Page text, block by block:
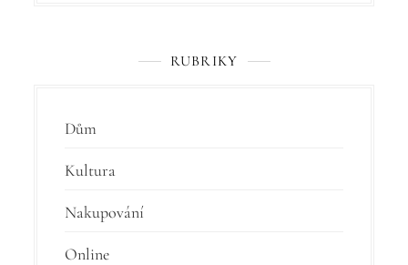
RUBRIKY
Dům
Kultura
Nakupování
Online